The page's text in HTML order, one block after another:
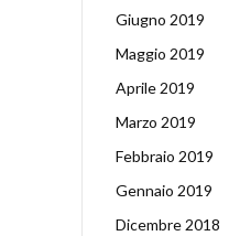
Giugno 2019
Maggio 2019
Aprile 2019
Marzo 2019
Febbraio 2019
Gennaio 2019
Dicembre 2018